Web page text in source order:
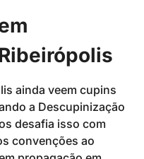
ainda veem cupins
a Descupinização
desafia isso com
convenções ao